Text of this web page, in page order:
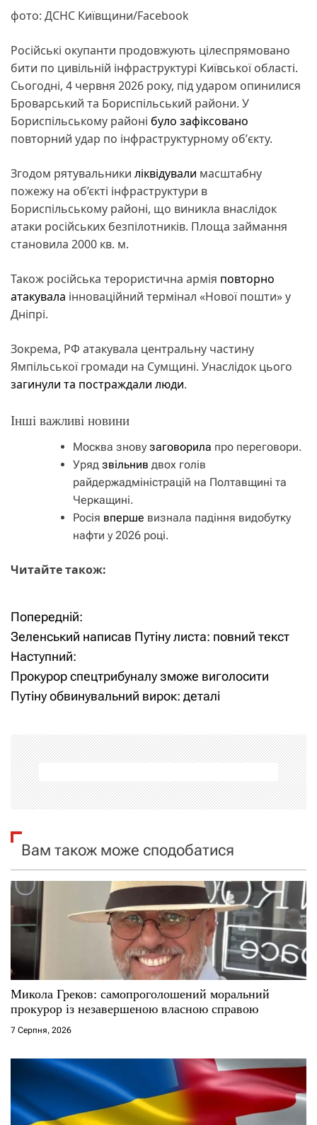
фото: ДСНС Київщини/Facebook
Російські окупанти продовжують цілеспрямовано
бити по цивільній інфраструктурі Київської області.
Сьогодні, 4 червня 2026 року, під ударом опинилися
Броварський та Бориспільський райони. У
Бориспільському районі було зафіксовано
повторний удар по інфраструктурному обʼєкту.
Згодом рятувальники ліквідували масштабну
пожежу на об’єкті інфраструктури в
Бориспільському районі, що виникла внаслідок
атаки російських безпілотників. Площа займання
становила 2000 кв. м.
Також російська терористична армія повторно
атакувала інноваційний термінал «Нової пошти» у
Дніпрі.
Зокрема, РФ атакувала центральну частину
Ямпільської громади на Сумщині. Унаслідок цього
загинули та постраждали люди.
Інші важливі новини
Москва знову заговорила про переговори.
Уряд звільнив двох голів
райдержадміністрацій на Полтавщині та
Черкащині.
Росія вперше визнала падіння видобутку
нафти у 2026 році.
Читайте також:
Н
а
в
г
а
ц
і
я
з
а
п
и
с
в
Попередній:
Зеленський написав Путіну листа: повний текст
Наступний:
Прокурор спецтрибуналу зможе виголосити
Путіну обвинувальний вирок: деталі
Вам також може сподобатися
Микола Греков: самопроголошений моральний
прокурор із незавершеною власною справою
7 Серпня, 2026